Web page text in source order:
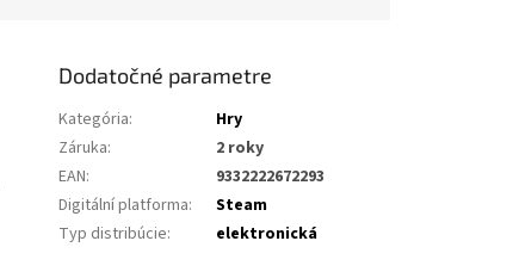
Dodatočné parametre
Kategória:
Hry
Záruka:
2 roky
EAN:
9332222672293
Digitální platforma:
Steam
Typ distribúcie: elektronická